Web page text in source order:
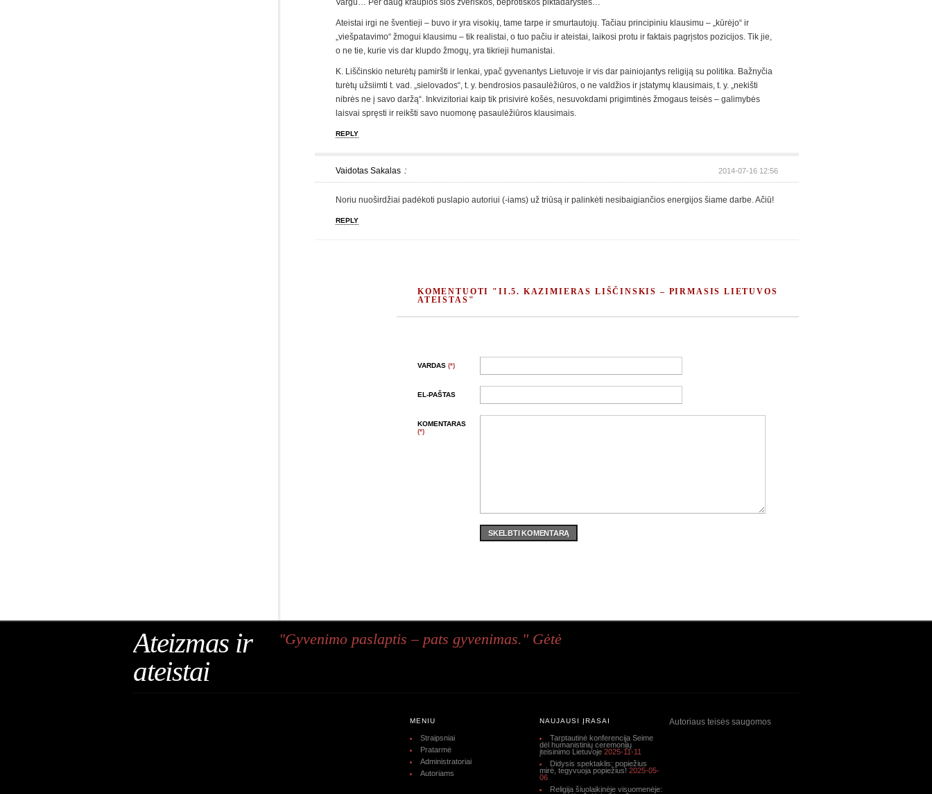
Vargu… Per daug kraupios šios žvėriškos, beprotiškos piktadarystės…
Ateistai irgi ne šventieji – buvo ir yra visokių, tame tarpe ir smurtautojų. Tačiau principiniu klausimu – „kūrėjo“ ir
„viešpatavimo“ žmogui klausimu – tik realistai, o tuo pačiu ir ateistai, laikosi protu ir faktais pagrįstos pozicijos. Tik jie,
o ne tie, kurie vis dar klupdo žmogų, yra tikrieji humanistai.
K. Liščinskio neturėtų pamiršti ir lenkai, ypač gyvenantys Lietuvoje ir vis dar painiojantys religiją su politika. Bažnyčia
turėtų užsiimti t. vad. „sielovados“, t. y. bendrosios pasaulėžiūros, o ne valdžios ir įstatymų klausimais, t. y. „nekišti
nibrės ne į savo daržą“. Inkvizitoriai kaip tik prisivirė košės, nesuvokdami prigimtinės žmogaus teisės – galimybės
laisvai spręsti ir reikšti savo nuomonę pasaulėžiūros klausimais.
REPLY
Vaidotas Sakalas : 2014-07-16 12:56
Noriu nuoširdžiai padėkoti puslapio autoriui (-iams) už triūsą ir palinkėti nesibaigiančios energijos šiame darbe. Ačiū!
REPLY
KOMENTUOTI "II.5. KAZIMIERAS LIŠČINSKIS – PIRMASIS LIETUVOS
ATEISTAS"
VARDAS (*)
EL-PAŠTAS
KOMENTARAS
(*)
SKELBTI KOMENTARĄ
Ateizmas ir
ateistai
"Gyvenimo paslaptis – pats gyvenimas." Gėtė
Autoriaus teisės saugomos
NAUJAUSI ĮRAŠAI
Tarptautinė konferencija Seime
dėl humanistinių ceremonijų
įteisinimo Lietuvoje 2025-11-11
Didysis spektaklis: popiežius
mirė, tegyvuoja popiežius! 2025-05-
06
Religija šiuolaikinėje visuomenėje:
MENIU
Straipsniai
Pratarmė
Administratoriai
Autoriams